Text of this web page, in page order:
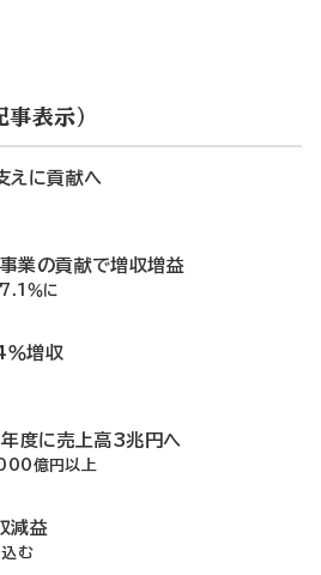
表示）
えに貢献へ
事業の貢献で増収増益
％に
％増収
年度に売上高3兆円へ
億円以上
減益
む